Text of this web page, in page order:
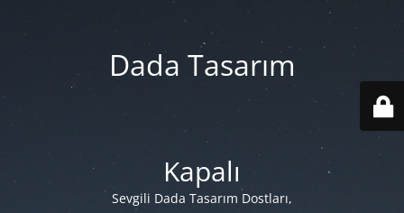
Dada Tasarım
Kapalı
Sevgili Dada Tasarım Dostları,